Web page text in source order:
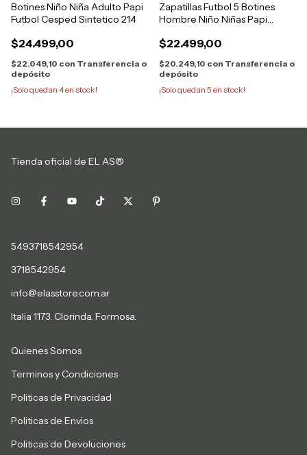
Botines Niño Niña Adulto Papi
Futbol Cesped Sintetico 214
$24.499,00
$22.049,10 con Transferencia o
depósito
¡Solo quedan 4en stock!
Zapatillas Futbol 5 Botines
Hombre Niño Niñas Papi
$22.499,00
$20.249,10 con Transferencia o
depósito
¡Solo quedan 5 en stock!
Tienda oficial de EL AS®
5493718542954
3718542954
info@elasstore.com.ar
Italia 1173. Clorinda. Formosa.
Quienes Somos
Terminos y Condiciones
Politicas de Privacidad
Politicas de Envios
Politicas de Devoluciones